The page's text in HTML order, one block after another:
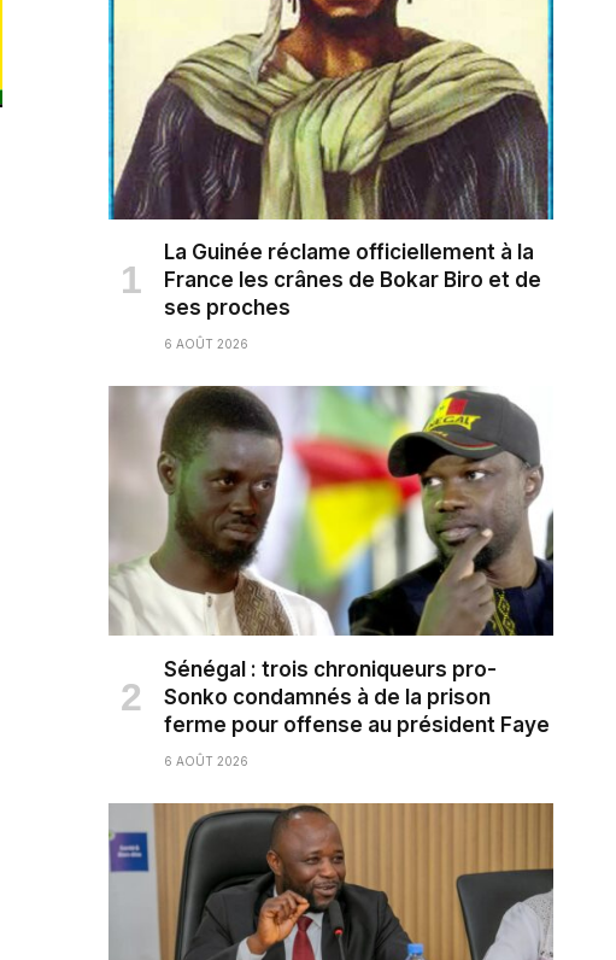
La Guinée réclame officiellement à la
France les crânes de Bokar Biro et de
ses proches
6 AOÛT 2026
Sénégal : trois chroniqueurs pro-
Sonko condamnés à de la prison
ferme pour offense au président Faye
6 AOÛT 2026